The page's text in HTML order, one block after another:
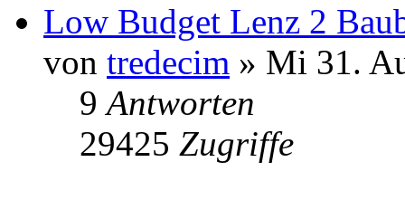
Low Budget Lenz 2
von tredecim » Mi 31.
9Antworten
29425 Zugriffe